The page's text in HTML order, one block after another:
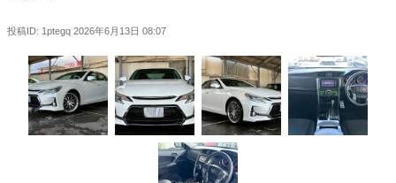
投稿ID: 1ptegq 2026年6月13日 08:07